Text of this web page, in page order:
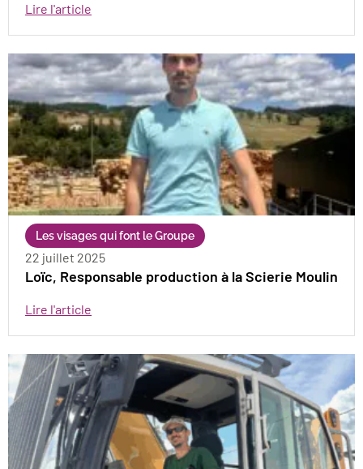
Lire l'article
Les visages qui font le Groupe
22 juillet 2025
Loïc, Responsable production à la Scierie Moulin
Lire l'article